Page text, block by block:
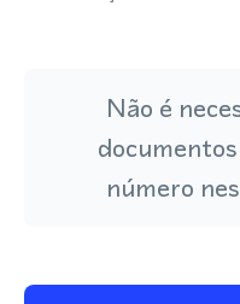
Não é
número